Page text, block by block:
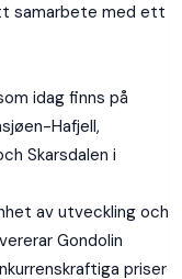
samarbete med ett
idag finns på
Hafjell,
Skarsdalen i
av utveckling och
Gondolin
priser